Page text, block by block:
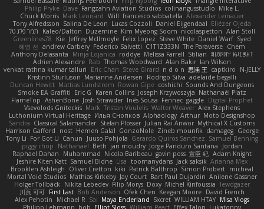
Philip Pryke Dave Fangzahn Aviation Studios colinangusstudio Mike L.
Chuck Morris Mark Leonard Will francesco sabbatella Alexander Leinauer
Tony Alfredsson Salina De Leon Lucas Cozzoli Daniel Eijgendaal Eliézer Ojeda
תמר פלג טל
Kaleo/Dalton Duzemine Kim Myeong Soom nicolaspetton Alan Stoll
Greenlines78
Kie Jeffrey McIlmoyle Felix Lopez Steve White Daniel Warf Syed
혜영 전 andrew Carbery Federico Salvetti C1T1Z333N The Paraverse Chem
Anthony Delasanta
Minja Lojanica roddye Melissa Farrell Stilian ꌃ꒒ꀎꋪꋪꌩ ꀘꈤꀤꁅꃅ꓄
Adrien Alexandre Rab Thomas Woodward Alan Bakir Ian Wilson
venkat rathna kumar talluri
Eric Chan Steve Girard n d o n 思涵 王 captkiro
N-JELLY
Kristinn Sturluson Marianne Andersen Rodrigo Silva adelaide begalli
Duncan Hewitt Mattias Lundstrom Rowan Gipe coshichi Sounds And Dungeons
Smoke EA Graffiti Eric G Karen Collins Joseph Krzywoszyja Nathanaël Platz
FlameTop AshenBone Josh Strawder Inês Sousa Fennec gaggle Digital Prophet
Vsevolods Gniteckis Mark Tristan Voulelis Walter Weaver Alex Stephens
Luthonium Virtual Heritage Илья Снопков Alphaology Arthur Moto Designshop
Sandra Classical Salamander Stefan Plösser Julian Rai Anwor Mythical X Customs
Harrison Gafford
nost Hemen Galal GonzoNole Zineb mounfik damageg George
Tony Li For Got U Canun Juuso Pohjola Gerardo Quiros Sanchez Samuel Benning
piggy chop
Nathanaël Beth jan moudry Jorge Panduro Santana
Jordan
Raphael Dahan
Muhammad Nicola Baribeau gavin poss 宣臣 紀 Adam Knight
Jeshire Kiten Katt Samuel Bidne Lisa toomanydans Jack saksik Arianna Mex
Brooklen Ashleigh
Oliver Cretton kiki Patrick Balthrop Simon Probert micheal
Mortal Void Studios Mathias Kirkeby Jay Court Bart Paul Dujardin Anilene Gassner
Holger Tollbäck
Nikita Lebedev Filip Morys Doxy Michel Kinfoussia
lewdgazer
川頁 可可 First Last Bob Anderson Ofek Chen Keegan Moore David French
Alex Pehotin
Michael R Sai Maya Enderland Sxcret WILLIAM HTAY Misa Vlogs
Philipp Lehmann bob Elliot Sloss William Peart Effex Talon Lukatonny